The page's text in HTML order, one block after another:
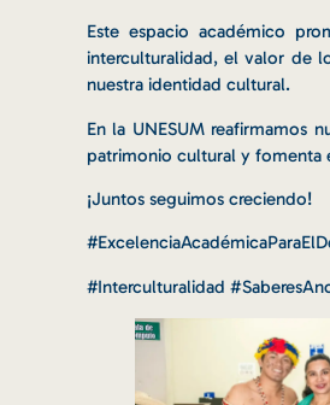
Este espacio académico
interculturalidad, el valor de
nuestra identidad cultural.
En la UNESUM reafirmamos
patrimonio cultural y fomenta
¡Juntos seguimos creciendo!
#Interculturalidad